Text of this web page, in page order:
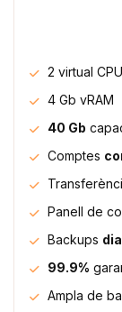
2 virtual CPU
4 Gb vRAM
40 Gb
Comptes
Panell de
Backups
99.9%
Ampla de